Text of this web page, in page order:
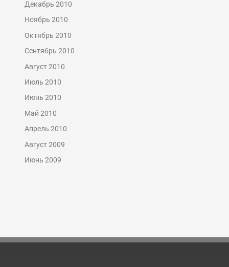
Декабрь 2010
Ноябрь 2010
Октябрь 2010
Сентябрь 2010
Август 2010
Июль 2010
Июнь 2010
Май 2010
Апрель 2010
Август 2009
Июнь 2009